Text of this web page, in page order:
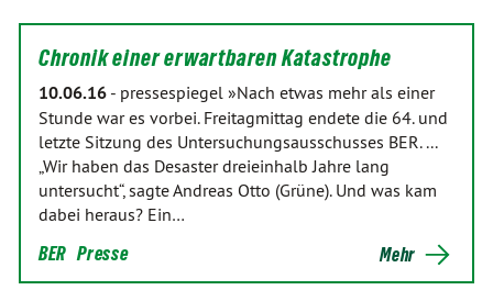
Chronik einer erwartbaren Katastrophe
10.06.16 - pressespiegel »Nach etwas mehr als einer
Stunde war es vorbei. Freitagmittag endete die 64. und
letzte Sitzung des Untersuchungsausschusses BER. ...
„Wir haben das Desaster dreieinhalb Jahre lang
untersucht“, sagte Andreas Otto (Grüne). Und was kam
dabei heraus? Ein…
BER Presse Mehr